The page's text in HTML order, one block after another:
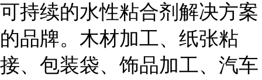
可持续的水性粘合剂解决方案
的品牌。木材加工、纸张粘
接、包装袋、饰品加工、汽车